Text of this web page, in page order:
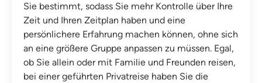
Sie bestimmt, sodass Sie mehr Kontrolle über Ihre
Zeit und Ihren Zeitplan haben und eine
persönlichere Erfahrung machen können, ohne sich
an eine größere Gruppe anpassen zu müssen. Egal,
ob Sie allein oder mit Familie und Freunden reisen,
bei einer geführten Privatreise haben Sie die